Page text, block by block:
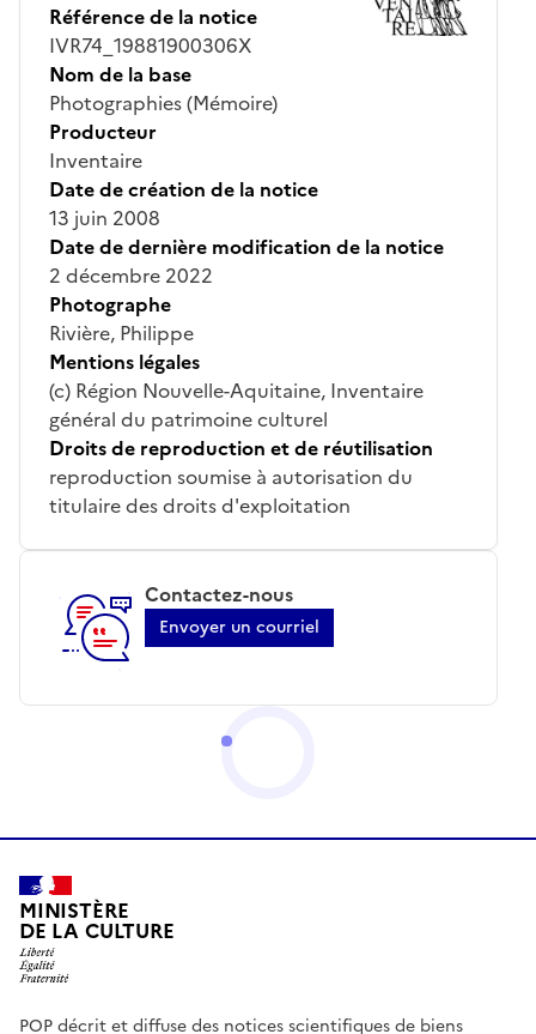
Référence de la notice
IVR74_19881900306X
Nom de la base
Photographies (Mémoire)
Producteur
Inventaire
Date de création de la notice
13 juin 2008
Date de dernière modification de la notice
2 décembre 2022
Photographe
Rivière, Philippe
Mentions légales
(c) Région Nouvelle-Aquitaine, Inventaire
général du patrimoine culturel
Droits de reproduction et de réutilisation
reproduction soumise à autorisation du
titulaire des droits d'exploitation
Contactez-nous
Envoyer un courriel
MINISTÈRE
DE LA CULTURE
POP décrit et diffuse des notices scientifiques de biens